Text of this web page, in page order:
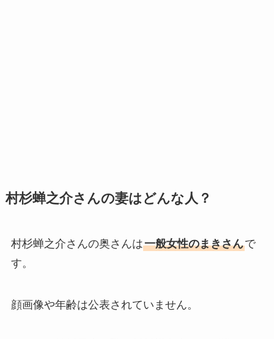
村杉蝉之介さんの妻はどんな人？
村杉蝉之介さんの奥さんは一般女性のまきさんで
す。
顔画像や年齢は公表されていません。